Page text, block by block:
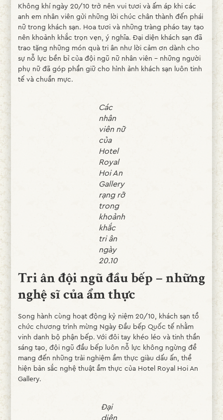
Không khí ngày 20/10 trở nên vui tươi và ấm áp khi các
anh em nhân viên gửi những lời chúc chân thành đến phái
nữ trong khách sạn. Hoa tươi và những tràng pháo tay tạo
nên khoảnh khắc trọn vẹn, ý nghĩa. Đại diện khách sạn đã
trao tặng những món quà tri ân như lời cảm ơn dành cho
sự nỗ lực bền bỉ của đội ngũ nữ nhân viên – những người
phụ nữ đã góp phần giữ cho hình ảnh khách sạn luôn tinh
tế và chuẩn mực.
Các
nhân
viên nữ
của
Hotel
Royal
Hoi An
Gallery
rạng rỡ
trong
khoảnh
khắc
tri ân
ngày
20.10
Tri ân đội ngũ đầu bếp – những
nghệ sĩ của ẩm thực
Song hành cùng hoạt động kỷ niệm 20/10, khách sạn tổ
chức chương trình mừng Ngày Đầu bếp Quốc tế nhằm
vinh danh bộ phận bếp. Với đôi tay khéo léo và tinh thần
sáng tạo, đội ngũ đầu bếp luôn nỗ lực không ngừng để
mang đến những trải nghiệm ẩm thực giàu dấu ấn, thể
hiện bản sắc nghệ thuật ẩm thực của Hotel Royal Hoi An
Gallery.
Đại